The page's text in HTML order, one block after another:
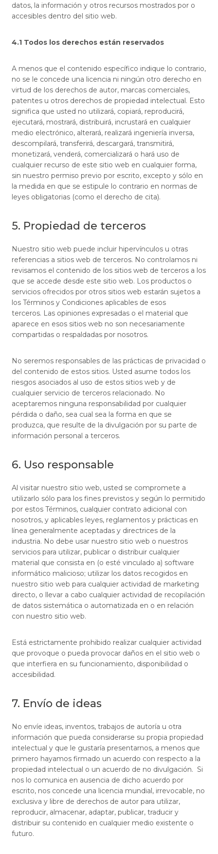
datos, la información y otros recursos mostrados por o
accesibles dentro del sitio web.
4.1 Todos los derechos están reservados
A menos que el contenido específico indique lo contrario,
no se le concede una licencia ni ningún otro derecho en
virtud de los derechos de autor, marcas comerciales,
patentes u otros derechos de propiedad intelectual. Esto
significa que usted no utilizará, copiará, reproducirá,
ejecutará, mostrará, distribuirá, incrustará en cualquier
medio electrónico, alterará, realizará ingeniería inversa,
descompilará, transferirá, descargará, transmitirá,
monetizará, venderá, comercializará o hará uso de
cualquier recurso de este sitio web en cualquier forma,
sin nuestro permiso previo por escrito, excepto y sólo en
la medida en que se estipule lo contrario en normas de
leyes obligatorias (como el derecho de cita).
5. Propiedad de terceros
Nuestro sitio web puede incluir hipervínculos u otras
referencias a sitios web de terceros. No controlamos ni
revisamos el contenido de los sitios web de terceros a los
que se accede desde este sitio web. Los productos o
servicios ofrecidos por otros sitios web estarán sujetos a
los Términos y Condiciones aplicables de esos
terceros. Las opiniones expresadas o el material que
aparece en esos sitios web no son necesariamente
compartidas o respaldadas por nosotros.
No seremos responsables de las prácticas de privacidad o
del contenido de estos sitios. Usted asume todos los
riesgos asociados al uso de estos sitios web y de
cualquier servicio de terceros relacionado. No
aceptaremos ninguna responsabilidad por cualquier
pérdida o daño, sea cual sea la forma en que se
produzca, que resulte de la divulgación por su parte de
información personal a terceros.
6. Uso responsable
Al visitar nuestro sitio web, usted se compromete a
utilizarlo sólo para los fines previstos y según lo permitido
por estos Términos, cualquier contrato adicional con
nosotros, y aplicables leyes, reglamentos y prácticas en
línea generalmente aceptadas y directrices de la
industria. No debe usar nuestro sitio web o nuestros
servicios para utilizar, publicar o distribuir cualquier
material que consista en (o esté vinculado a) software
informático malicioso; utilizar los datos recogidos en
nuestro sitio web para cualquier actividad de marketing
directo, o llevar a cabo cualquier actividad de recopilación
de datos sistemática o automatizada en o en relación
con nuestro sitio web.
Está estrictamente prohibido realizar cualquier actividad
que provoque o pueda provocar daños en el sitio web o
que interfiera en su funcionamiento, disponibilidad o
accesibilidad.
7. Envío de ideas
No envíe ideas, inventos, trabajos de autoría u otra
información que pueda considerarse su propia propiedad
intelectual y que le gustaría presentarnos, a menos que
primero hayamos firmado un acuerdo con respecto a la
propiedad intelectual o un acuerdo de no divulgación. Si
nos lo comunica en ausencia de dicho acuerdo por
escrito, nos concede una licencia mundial, irrevocable, no
exclusiva y libre de derechos de autor para utilizar,
reproducir, almacenar, adaptar, publicar, traducir y
distribuir su contenido en cualquier medio existente o
futuro.